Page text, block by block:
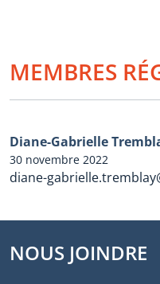
MEMBRES
Diane-Gabrielle
30 novembre 2022
diane-
NOUS JOINDRE